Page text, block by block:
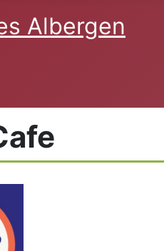
Albergen